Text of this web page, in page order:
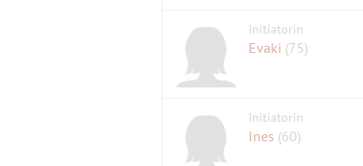
Initiatorin
Evaki (75)
Initiatorin
Ines (60)